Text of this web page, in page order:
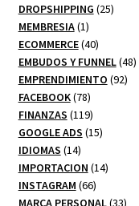
productos
DROPSHIPPING 2525
MEMBRESIA 11
producto
ECOMMERCE 4040
productos
EMBUDOS Y FUNNEL 4848
EMPRENDIMIENTO 9292
FACEBOOK 7878
productos
FINANZAS 119119
productos
GOOGLE ADS 1515
IDIOMAS 1414
productos
IMPORTACION 1414
INSTAGRAM 6666
productos
MARCA PERSONAL 3333